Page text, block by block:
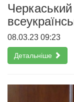
08.03.23 09:23
Детальніше